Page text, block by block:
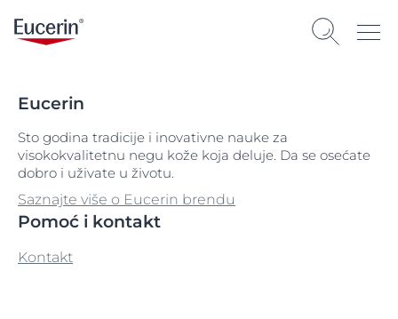
Eucerin
Sto godina tradicije i inovativne nauke za
visokokvalitetnu negu kože koja deluje. Da se osećate
dobro i uživate u životu.
Saznajte više o Eucerin brendu
Pomoć i kontakt
Kontakt